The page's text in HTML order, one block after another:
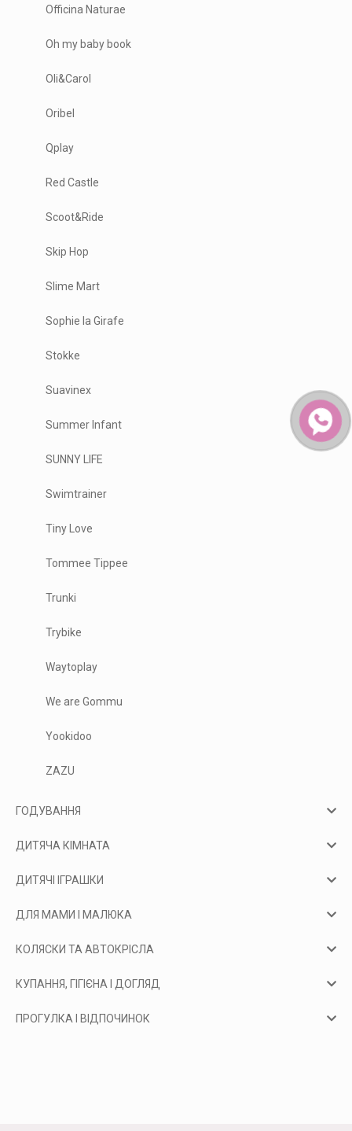
Officina Naturae
Oh my baby book
Oli&Carol
Oribel
Qplay
Red Castle
Scoot&Ride
Skip Hop
Slime Mart
Sophie la Girafe
Stokke
Suavinex
Summer Infant
SUNNY LIFE
Swimtrainer
Tiny Love
Tommee Tippee
Trunki
Trybike
Waytoplay
We are Gommu
Yookidoo
ZAZU
ГОДУВАННЯ
ДИТЯЧА КІМНАТА
ДИТЯЧІ ІГРАШКИ
ДЛЯ МАМИ І МАЛЮКА
КОЛЯСКИ ТА АВТОКРІСЛА
КУПАННЯ, ГІГІЄНА І ДОГЛЯД
ПРОГУЛКА І ВІДПОЧИНОК